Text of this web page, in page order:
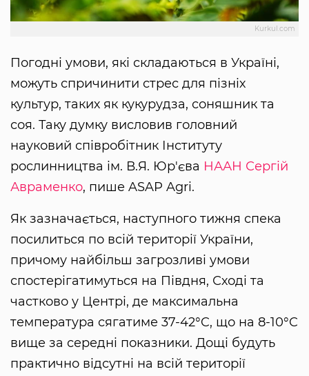
Kurkul.com
Погодні умови, які складаються в Україні,
можуть спричинити стрес для пізніх
культур, таких як кукурудза, соняшник та
соя. Таку думку висловив головний
науковий співробітник Інституту
рослинництва ім. В.Я. Юр'єва НААН Сергій
Авраменко, пише ASAP Agri.
Як зазначається, наступного тижня спека
посилиться по всій території України,
причому найбільш загрозливі умови
спостерігатимуться на Півдня, Сході та
частково у Центрі, де максимальна
температура сягатиме 37-42°C, що на 8-10°C
вище за середні показники. Дощі будуть
практично відсутні на всій території